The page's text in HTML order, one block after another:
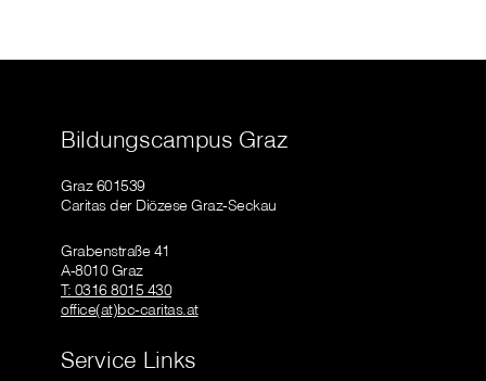
Bildungscampus Graz
Graz 601539
Caritas der Diözese Graz-Seckau
Grabenstraße 41
A-8010 Graz
T: 0316 8015 430
office(at)bc-caritas.at
Service Links